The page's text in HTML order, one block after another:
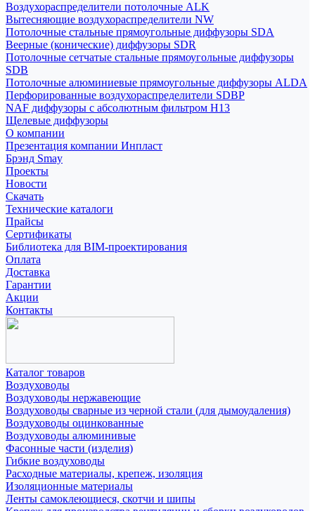
Воздухораспределители потолочные ALK
Вытесняющие воздухораспределители NW
Потолочные стальные прямоугольные диффузоры SDA
Веерные (конические) диффузоры SDR
Потолочные сетчатые стальные прямоугольные диффузоры
SDB
Потолочные алюминиевые прямоугольные диффузоры ALDA
Перфорированные воздухораспределители SDBP
NAF диффузоры с абсолютным фильтром Н13
Щелевые диффузоры
О компании
Презентация компании Инпласт
Брэнд Smay
Проекты
Новости
Скачать
Технические каталоги
Прайсы
Сертификаты
Библиотека для BIM-проектирования
Оплата
Доставка
Гарантии
Акции
Контакты
Каталог товаров
Воздуховоды
Воздуховоды нержавеющие
Воздуховоды сварные из черной стали (для дымоудаления)
Воздуховоды оцинкованные
Воздуховоды алюминивые
Фасонные части (изделия)
Гибкие воздуховоды
Расходные материалы, крепеж, изоляция
Изоляционные материалы
Ленты самоклеющиеся, скотчи и шипы